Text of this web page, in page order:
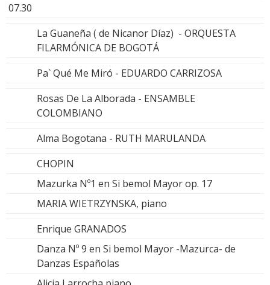
07.30
La Guaneña ( de Nicanor Díaz) - ORQUESTA
FILARMÓNICA DE BOGOTÁ
Pa` Qué Me Miró - EDUARDO CARRIZOSA
Rosas De La Alborada - ENSAMBLE
COLOMBIANO
Alma Bogotana - RUTH MARULANDA
CHOPIN
Mazurka Nº1 en Si bemol Mayor op. 17
MARIA WIETRZYNSKA, piano
Enrique GRANADOS
Danza Nº 9 en Si bemol Mayor -Mazurca- de
Danzas Españolas